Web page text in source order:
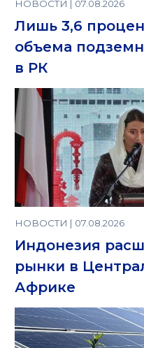
НОВОСТИ | 07.08.2026
Лишь 3,6
объема
в РК
НОВОСТИ | 07.08.2026
Индонезия
рынки в
Африке